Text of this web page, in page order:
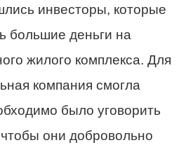
инвесторы, которые
большие деньги на
жилого комплекса. Для
компания смогла
было уговорить
они добровольно